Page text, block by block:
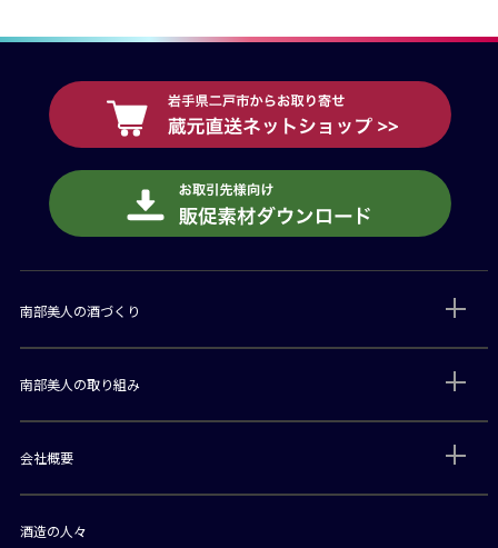
南部美人の酒づくり
南部美人の取り組み
会社概要
酒造の人々